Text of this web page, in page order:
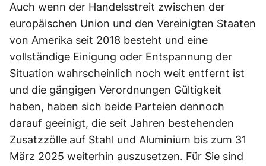
Auch wenn der Handelsstreit zwischen der
europäischen Union und den Vereinigten Staaten
von Amerika seit 2018 besteht und eine
vollständige Einigung oder Entspannung der
Situation wahrscheinlich noch weit entfernt ist
und die gängigen Verordnungen Gültigkeit
haben, haben sich beide Parteien dennoch
darauf geeinigt, die seit Jahren bestehenden
Zusatzzölle auf Stahl und Aluminium bis zum 31
März 2025 weiterhin auszusetzen. Für Sie sind